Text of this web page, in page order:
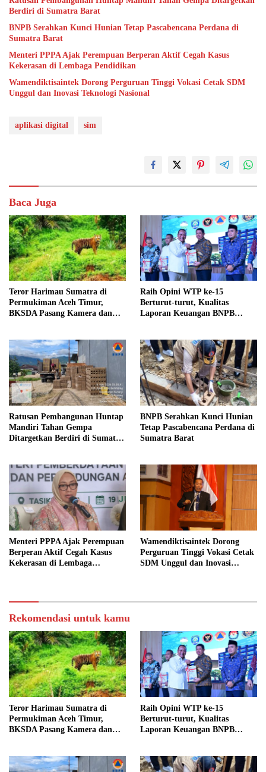
Berdiri di Sumatra Barat
BNPB Serahkan Kunci Hunian Tetap Pascabencana Perdana di
Sumatra Barat
Menteri PPPA Ajak Perempuan Berperan Aktif Cegah Kasus
Kekerasan di Lembaga Pendidikan
Wamendiktisaintek Dorong Perguruan Tinggi Vokasi Cetak SDM
Unggul dan Inovasi Teknologi Nasional
aplikasi digital sim
Baca Juga
Teror Harimau Sumatra di
Permukiman Aceh Timur,
BKSDA Pasang Kamera dan
Raih Opini WTP ke-15
Berturut-turut, Kualitas
Laporan Keuangan BNPB
Ratusan Pembangunan Huntap
Mandiri Tahan Gempa
Ditargetkan Berdiri di Sumatra
BNPB Serahkan Kunci Hunian
Tetap Pascabencana Perdana di
Sumatra Barat
Menteri PPPA Ajak Perempuan
Berperan Aktif Cegah Kasus
Kekerasan di Lembaga
Wamendiktisaintek Dorong
Perguruan Tinggi Vokasi Cetak
SDM Unggul dan Inovasi
Rekomendasi untuk kamu
Teror Harimau Sumatra di
Permukiman Aceh Timur,
BKSDA Pasang Kamera dan
Raih Opini WTP ke-15
Berturut-turut, Kualitas
Laporan Keuangan BNPB